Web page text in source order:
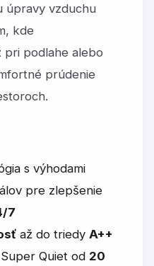
úpravy vzduchu
kde
pri podlahe alebo
prúdenie
s výhodami
pre zlepšenie
7
až do triedyA++
Quiet od 20